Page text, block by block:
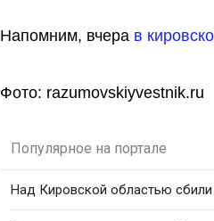
Напомним, вчера в
Фото: razumovskiyvestnik.ru
Популярное на портале
Над Кировской областью